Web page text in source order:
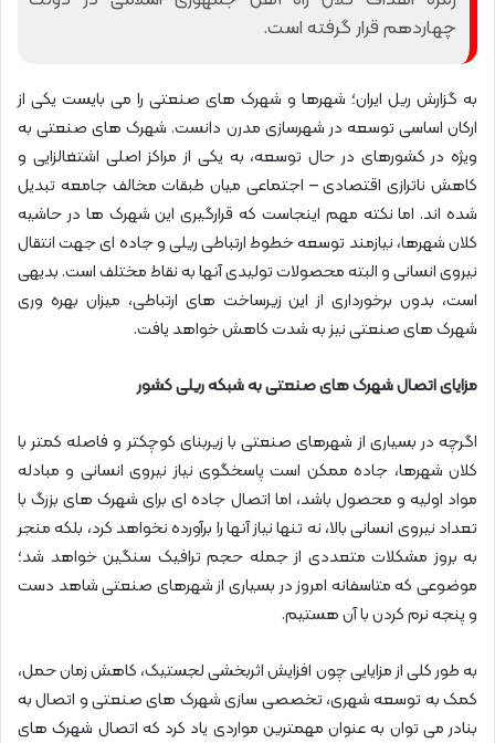
چهاردهم قرار گرفته است.
به گزارش ریل ایران؛ شهرها و شهرک های صنعتی را می بایست یکی از
ارکان اساسی توسعه در شهرسازی مدرن دانست. شهرک های صنعتی به
ویژه در کشورهای در حال توسعه، به یکی از مراکز اصلی اشتغالزایی و
کاهش ناترازی اقتصادی – اجتماعی میان طبقات مخالف جامعه تبدیل
شده اند. اما نکته مهم اینجاست که قرارگیری این شهرک ها در حاشیه
کلان شهرها، نیازمند توسعه خطوط ارتباطی ریلی و جاده ای جهت انتقال
نیروی انسانی و البته محصولات تولیدی آنها به نقاط مختلف است. بدیهی
است، بدون برخورداری از این زیرساخت های ارتباطی، میزان بهره وری
شهرک های صنعتی نیز به شدت کاهش خواهد یافت.
مزایای اتصال شهرک های صنعتی به شبکه ریلی کشور
اگرچه در بسیاری از شهرهای صنعتی با زیربنای کوچکتر و فاصله کمتر با
کلان شهرها، جاده ممکن است پاسخگوی نیاز نیروی انسانی و مبادله
مواد اولیه و محصول باشد، اما اتصال جاده ای برای شهرک های بزرگ با
تعداد نیروی انسانی بالا، نه تنها نیاز آنها را برآورده نخواهد کرد، بلکه منجر
به بروز مشکلات متعددی از جمله حجم ترافیک سنگین خواهد شد؛
موضوعی که متاسفانه امروز در بسیاری از شهرهای صنعتی شاهد دست
و پنجه نرم کردن با آن هستیم.
به طور کلی از مزایایی چون افزایش اثربخشی لجستیک، کاهش زمان حمل،
کمک به توسعه شهری، تخصصی سازی شهرک های صنعتی و اتصال به
بنادر می توان به عنوان مهمترین مواردی یاد کرد که اتصال شهرک های